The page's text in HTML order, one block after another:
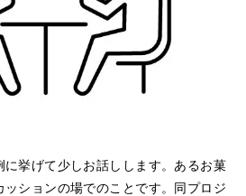
挙げて少しお話しします。あるお菓
ションの場でのことです。同プロジ